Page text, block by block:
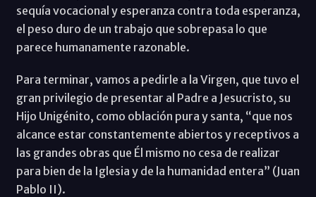
sequía vocacional y esperanza contra toda esperanza,
el peso duro de un trabajo que sobrepasa lo que
parece humanamente razonable.
Para terminar, vamos a pedirle a la Virgen, que tuvo el
gran privilegio de presentar al Padre a Jesucristo, su
Hijo Unigénito, como oblación pura y santa, “que nos
alcance estar constantemente abiertos y receptivos a
las grandes obras que Él mismo no cesa de realizar
para bien de la Iglesia y de la humanidad entera” (Juan
Pablo II).